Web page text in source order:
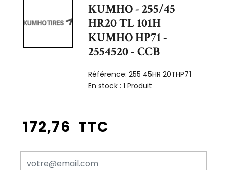
KUMHO - 255/45
HR20 TL 101H
KUMHO HP71 -
2554520 - CCB
Référence:255 45HR 20THP71
En stock :1 Produit
172,76 TTC